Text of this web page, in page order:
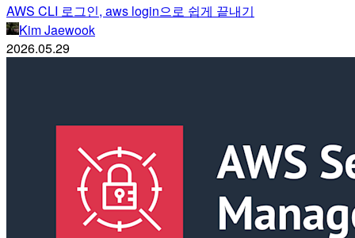
AWS CLI 로그인, aws login으로 쉽게 끝내기
Kim Jaewook
2026.05.29